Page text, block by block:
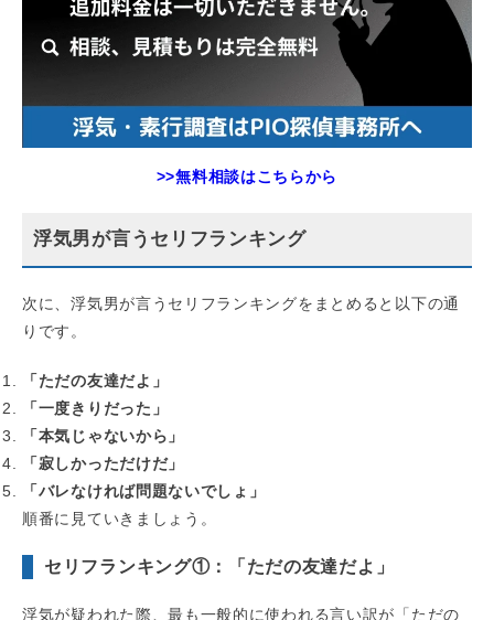
>>無料相談はこちらから
浮気男が言うセリフランキング
次に、浮気男が言うセリフランキングをまとめると以下の通
りです。
「ただの友達だよ」
「一度きりだった」
「本気じゃないから」
「寂しかっただけだ」
「バレなければ問題ないでしょ」
順番に見ていきましょう。
セリフランキング①：「ただの友達だよ」
浮気が疑われた際、最も一般的に使われる言い訳が「ただの